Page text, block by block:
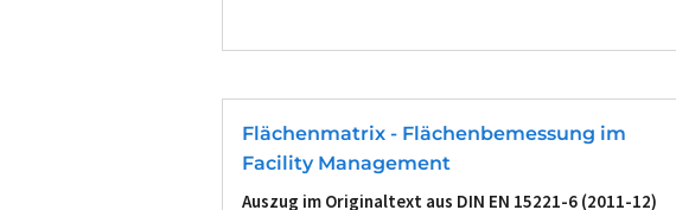
Flächenmatrix - Flächenbemessung im
Facility Management
Auszug im Originaltext aus DIN EN 15221-6 (2011-12)